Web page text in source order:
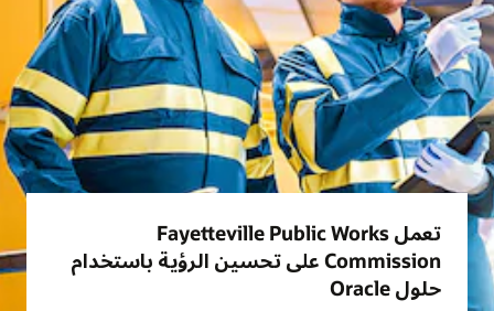
تعمل Fayetteville Public Works
Commission على تحسين الرؤية باستخدام
حلول Oracle